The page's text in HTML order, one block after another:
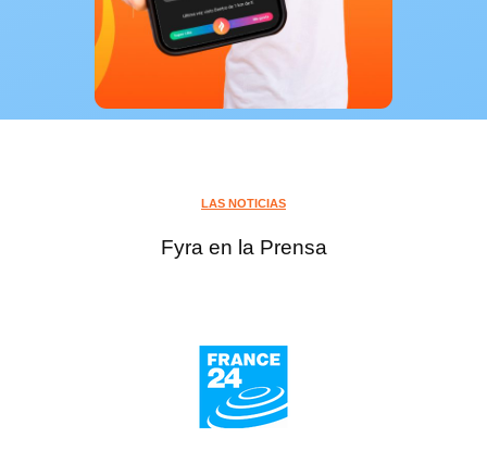
LAS NOTICIAS
Fyra en la Prensa